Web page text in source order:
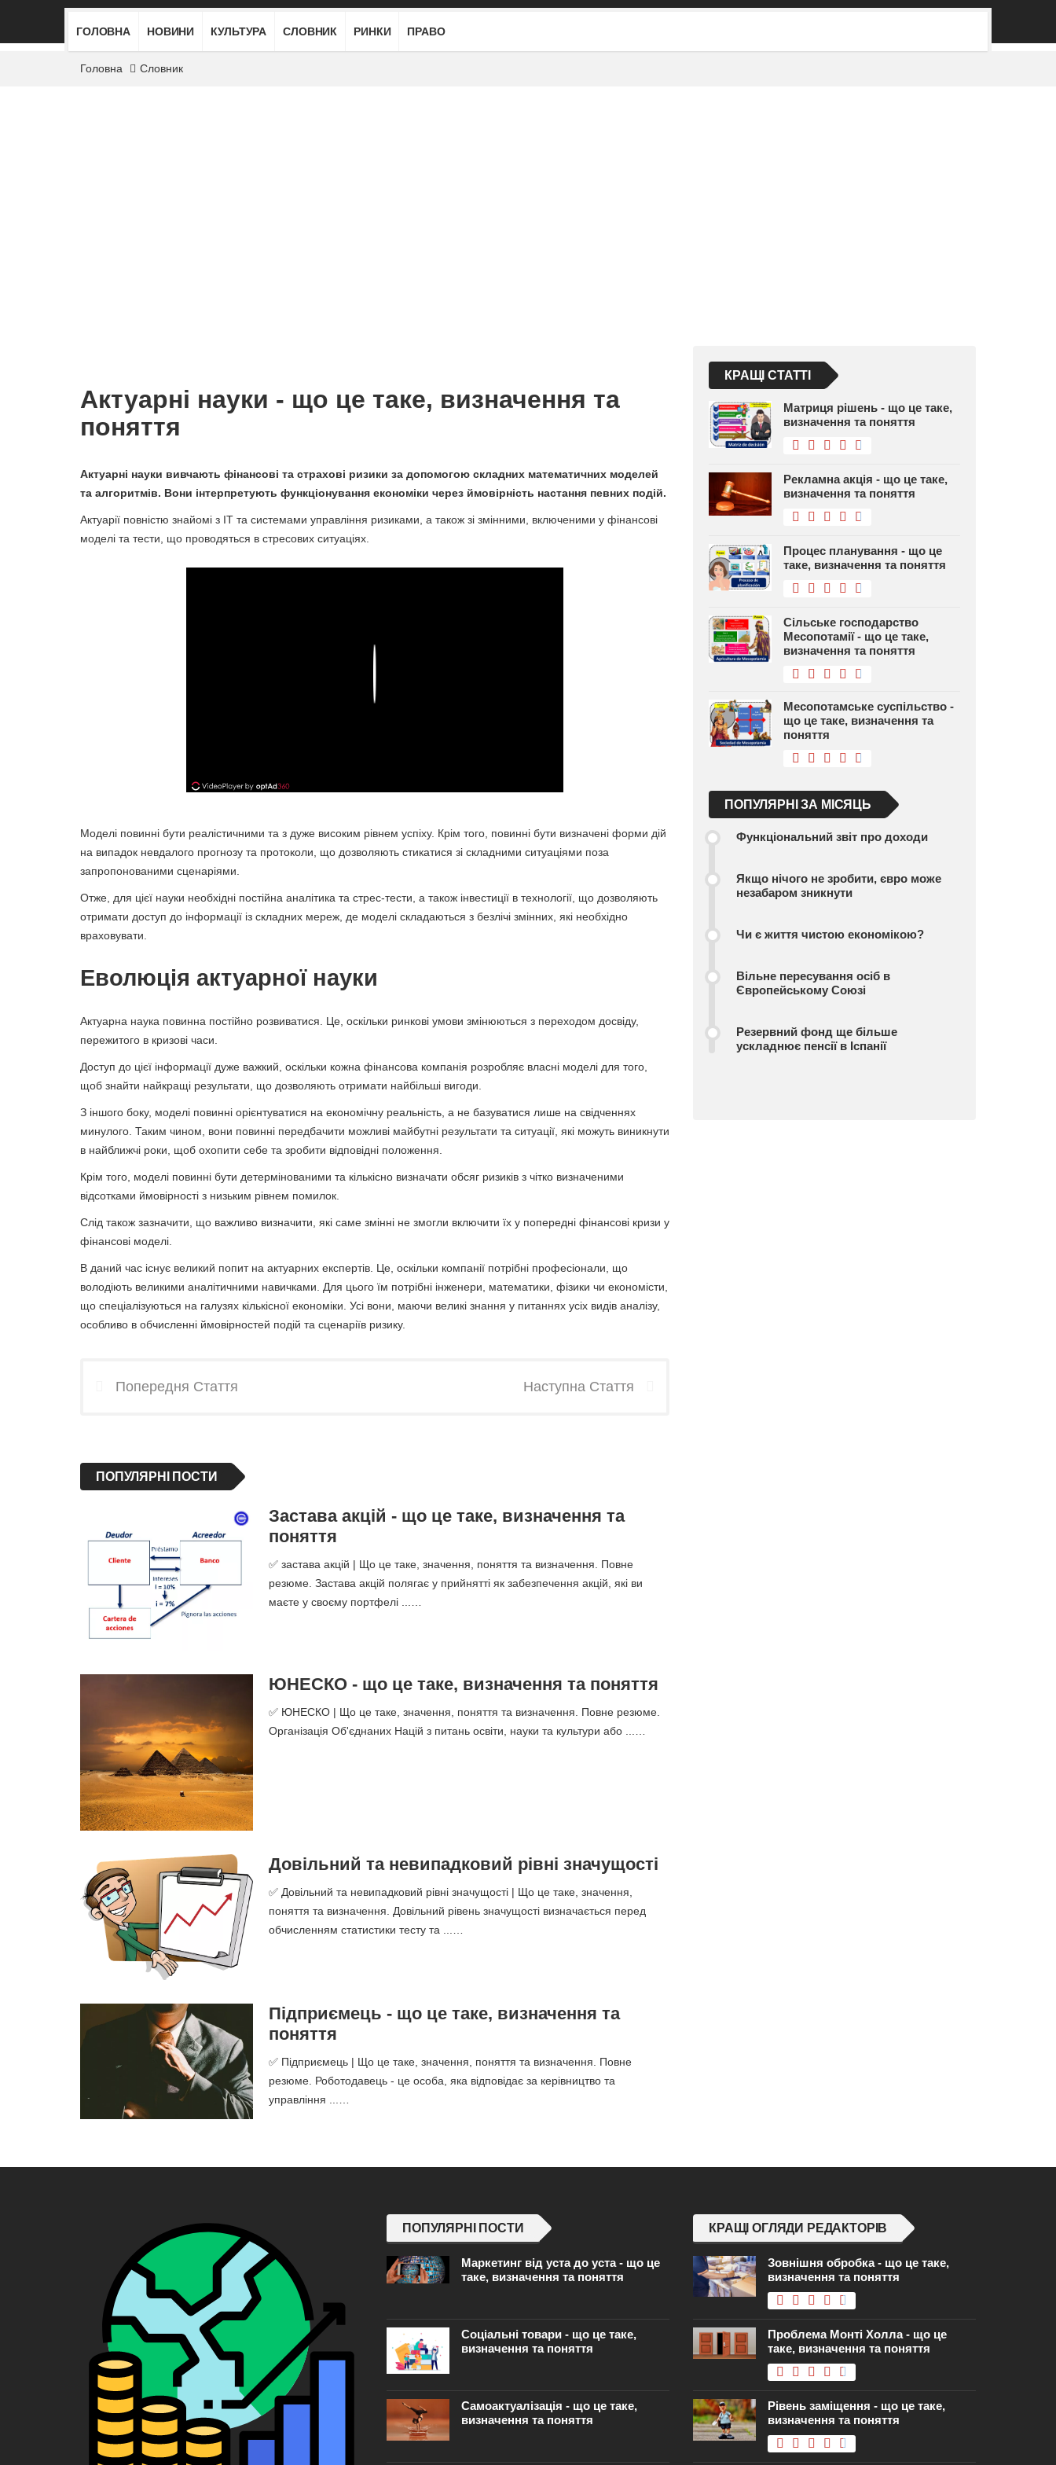
ГОЛОВНА НОВИНИ КУЛЬТУРА СЛОВНИК РИНКИ ПРАВО
Головна Словник
Актуарні науки - що це таке, визначення та
поняття
Актуарні науки вивчають фінансові та страхові ризики за допомогою складних математичних моделей
та алгоритмів. Вони інтерпретують функціонування економіки через ймовірність настання певних подій.
Актуарії повністю знайомі з ІТ та системами управління ризиками, а також зі змінними, включеними у фінансові
моделі та тести, що проводяться в стресових ситуаціях.
Моделі повинні бути реалістичними та з дуже високим рівнем успіху. Крім того, повинні бути визначені форми дій
на випадок невдалого прогнозу та протоколи, що дозволяють стикатися зі складними ситуаціями поза
запропонованими сценаріями.
Отже, для цієї науки необхідні постійна аналітика та стрес-тести, а також інвестиції в технології, що дозволяють
отримати доступ до інформації із складних мереж, де моделі складаються з безлічі змінних, які необхідно
враховувати.
Еволюція актуарної науки
Актуарна наука повинна постійно розвиватися. Це, оскільки ринкові умови змінюються з переходом досвіду,
пережитого в кризові часи.
Доступ до цієї інформації дуже важкий, оскільки кожна фінансова компанія розробляє власні моделі для того,
щоб знайти найкращі результати, що дозволяють отримати найбільші вигоди.
З іншого боку, моделі повинні орієнтуватися на економічну реальність, а не базуватися лише на свідченнях
минулого. Таким чином, вони повинні передбачити можливі майбутні результати та ситуації, які можуть виникнути
в найближчі роки, щоб охопити себе та зробити відповідні положення.
Крім того, моделі повинні бути детермінованими та кількісно визначати обсяг ризиків з чітко визначеними
відсотками ймовірності з низьким рівнем помилок.
Слід також зазначити, що важливо визначити, які саме змінні не змогли включити їх у попередні фінансові кризи у
фінансові моделі.
В даний час існує великий попит на актуарних експертів. Це, оскільки компанії потрібні професіонали, що
володіють великими аналітичними навичками. Для цього їм потрібні інженери, математики, фізики чи економісти,
що спеціалізуються на галузях кількісної економіки. Усі вони, маючи великі знання у питаннях усіх видів аналізу,
особливо в обчисленні ймовірностей подій та сценаріїв ризику.
Попередня Стаття Наступна Стаття
ПОПУЛЯРНІ ПОСТИ
Застава акцій - що це таке, визначення та
поняття
✅ застава акцій | Що це таке, значення, поняття та визначення. Повне
резюме. Застава акцій полягає у прийнятті як забезпечення акцій, які ви
маєте у своєму портфелі ...…
ЮНЕСКО - що це таке, визначення та поняття
✅ ЮНЕСКО | Що це таке, значення, поняття та визначення. Повне резюме.
Організація Об'єднаних Націй з питань освіти, науки та культури або ...…
Довільний та невипадковий рівні значущості
✅ Довільний та невипадковий рівні значущості | Що це таке, значення,
поняття та визначення. Довільний рівень значущості визначається перед
обчисленням статистики тесту та ...…
Підприємець - що це таке, визначення та
поняття
✅ Підприємець | Що це таке, значення, поняття та визначення. Повне
резюме. Роботодавець - це особа, яка відповідає за керівництво та
управління ...…
КРАЩІ СТАТТІ
Матриця рішень - що це таке,
визначення та поняття
Рекламна акція - що це таке,
визначення та поняття
Процес планування - що це
таке, визначення та поняття
Сільське господарство
Месопотамії - що це таке,
визначення та поняття
Месопотамське суспільство -
що це таке, визначення та
поняття
ПОПУЛЯРНІ ЗА МІСЯЦЬ
Функціональний звіт про доходи
Якщо нічого не зробити, євро може
незабаром зникнути
Чи є життя чистою економікою?
Вільне пересування осіб в
Європейському Союзі
Резервний фонд ще більше
ускладнює пенсії в Іспанії
ПОПУЛЯРНІ ПОСТИ
Маркетинг від уста до уста - що це
таке, визначення та поняття
Соціальні товари - що це таке,
визначення та поняття
Самоактуалізація - що це таке,
визначення та поняття
КРАЩІ ОГЛЯДИ РЕДАКТОРІВ
Зовнішня обробка - що це таке,
визначення та поняття
Проблема Монті Холла - що це
таке, визначення та поняття
Рівень заміщення - що це таке,
визначення та поняття